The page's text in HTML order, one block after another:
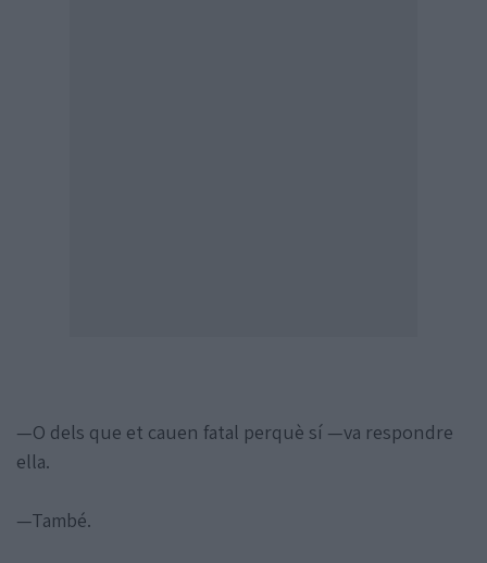
—O dels que et cauen fatal perquè sí —va respondre
ella.
—També.